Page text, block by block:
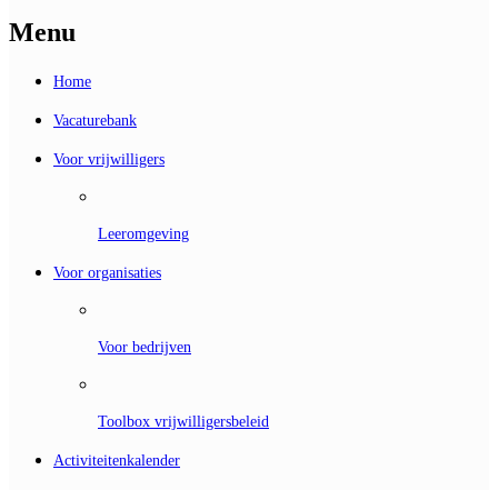
Menu
Home
Vacaturebank
Voor vrijwilligers
Leeromgeving
Voor organisaties
Voor bedrijven
Toolbox vrijwilligersbeleid
Activiteitenkalender